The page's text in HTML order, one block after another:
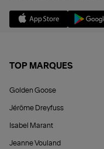
TOP MARQUES
Golden Goose
Jérôme Dreyfuss
Isabel Marant
Jeanne Vouland